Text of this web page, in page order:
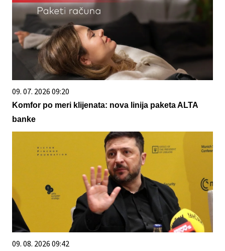
09. 07. 2026 09:20
Komfor po meri klijenata: nova linija paketa ALTA
banke
09. 08. 2026 09:42